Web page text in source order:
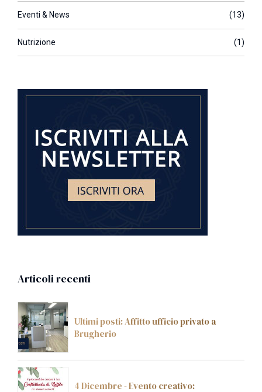
Eventi & News (13)
Nutrizione (1)
Articoli recenti
Ultimi posti: Affitto ufficio privato a
Brugherio
4 Dicembre - Evento creativo: